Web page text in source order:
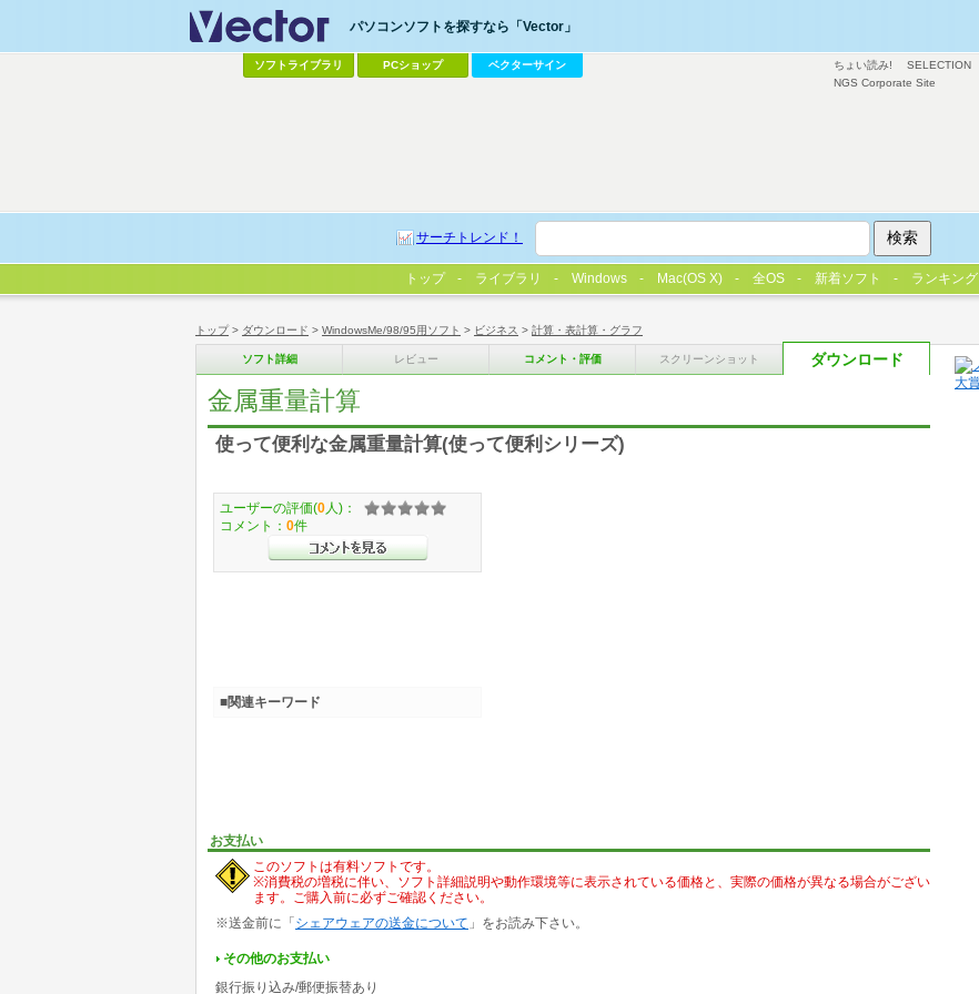
トップ> ダウンロード > WindowsMe/98/95用ソフト > ビジネス > 計算・表計算・グラフ
ソフト詳細 レビュー コメント・評価 スクリーンショット ダウンロード
金属重量計算
使って便利な金属重量計算(使って便利シリーズ)
お支払い
このソフトは有料ソフトです。
※消費税の増税に伴い、ソフト詳細説明や動作環境等に表示されている価格と、実際の価格が異なる場合がござい
ます。ご購入前に必ずご確認ください。
※送金前に「シェアウェアの送金について 」をお読み下さい。
その他のお支払い
銀行振り込み/郵便振替あり
ユーザーの評価(0 人)：
コメント： 0件
■関連キーワード
ちょい読み! SELECTION
NGS Corporate Site
パソコンソフトを探すなら「Vector」
ソフトライブラリ PCショップ ベクターサイン
サーチトレンド！
トップ ライブラリ Windows Mac(OS X) 全OS 新着ソフト ランキング